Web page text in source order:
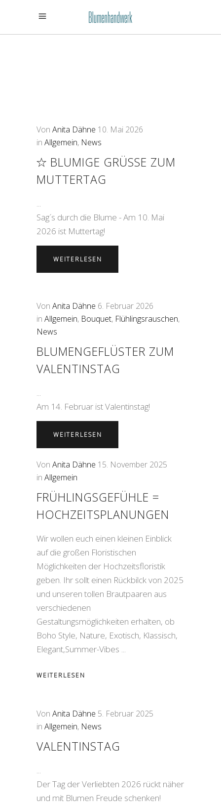
Von Anita Dähne 10. Mai 2026
in Allgemein, News
BLUMIGE GRÜSSE ZUM M
UTTERTAG
Sag´s durch die Blume - Am 10. Mai
2026 ist Muttertag!
WEITERLESEN
Von Anita Dähne 6. Februar 2026
in Allgemein, Bouquet, Flühlingsrauschen,
News
BLUMENGEFLÜSTER ZUM
VALENTINSTAG
Am 14. Februar ist Valentinstag!
WEITERLESEN
Von Anita Dähne 15. November 2025
in Allgemein
FRÜHLINGSGEFÜHLE =
HOCHZEITSPLANUNGEN
Wir wollen euch einen kleinen Einblick
auf die großen Floristischen
Möglichkeiten der Hochzeitsfloristik
geben. Ihr sollt einen Rückbilck von 2025
und unseren tollen Brautpaaren aus
verschiedenen
Gestaltungsmöglichkeiten erhalten, ob
Boho Style, Nature, Exotisch, Klassisch,
Elegant,Summer-Vibes
WEITERLESEN
Von Anita Dähne 5. Februar 2025
in Allgemein, News
VALENTINSTAG
Der Tag der Verliebten 2026 rückt näher
und mit Blumen Freude schenken!